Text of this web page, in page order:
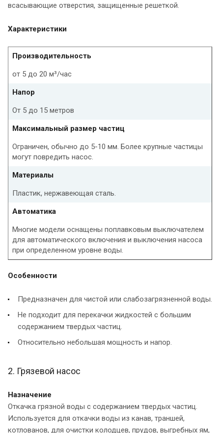
всасывающие отверстия, защищенные решеткой.
Характеристики
Производительность
от 5 до 20 м³/час
Напор
От 5 до 15 метров
Максимальный размер частиц
Ограничен, обычно до 5-10 мм. Более крупные частицы
могут повредить насос.
Материалы
Пластик, нержавеющая сталь.
Автоматика
Многие модели оснащены поплавковым выключателем
для автоматического включения и выключения насоса
при определенном уровне воды.
Особенности
Предназначен для чистой или слабозагрязненной воды.
Не подходит для перекачки жидкостей с большим
содержанием твердых частиц.
Относительно небольшая мощность и напор.
2. Грязевой насос
Назначение
Откачка грязной воды с содержанием твердых частиц.
Используется для откачки воды из канав, траншей,
котлованов, для очистки колодцев, прудов, выгребных ям,